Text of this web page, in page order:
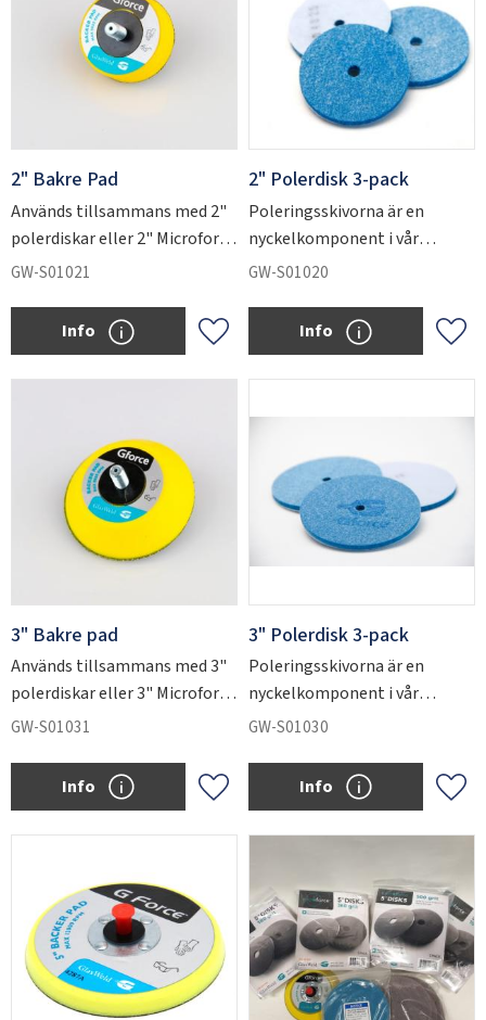
2" Bakre Pad
Används tillsammans med 2"
polerdiskar eller 2" Microforce
slipdiskar.
GW-S01021
Lägg till i favoriter
Info
2" Polerdisk 3-pack
Poleringsskivorna är en
nyckelkomponent i vår
enstegsteknik vid
GW-S01020
Info
3" Bakre pad
Används tillsammans med 3"
polerdiskar eller 3" Microforce
slipdiskar.
GW-S01031
Lägg till i favoriter
Info
3" Polerdisk 3-pack
Poleringsskivorna är en
nyckelkomponent i vår
enstegsteknik vid
GW-S01030
Info